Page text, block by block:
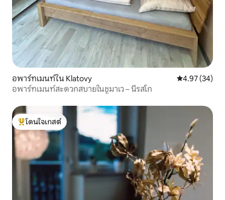
อพาร์ทเมนท์ใน Klatovy คะแนนเฉลี่ย
4.97 (34)
อพาร์ทเมนท์สะดวกสบายในชูมาเว – นีรสโก
โดนใจเกสต์ที่สุด
โดนใจเกสต์